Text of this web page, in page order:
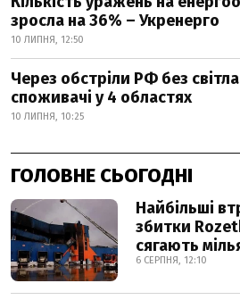
зросла на 36% – Укренерго
10 ЛИПНЯ, 12:50
Через обстріли РФ без
споживачі у 4 областях
10 ЛИПНЯ, 10:25
ГОЛОВНЕ СЬОГОДНІ
Найбільші
збитки
сягають
6 СЕРПНЯ, 12:10